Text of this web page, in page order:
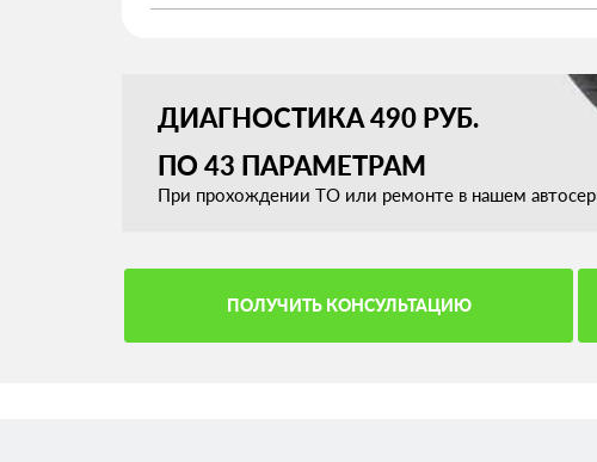
ДИАГНОСТИКА 490 РУБ.
ПО 43 ПАРАМЕТРАМ
При прохождении ТО или ремонте в нашем
ПОЛУЧИТЬ КОНСУЛЬТАЦИЮ